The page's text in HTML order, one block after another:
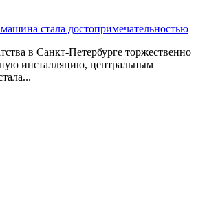
стала достопримечательностью
в Санкт-Петербурге торжественно
инсталляцию, центральным